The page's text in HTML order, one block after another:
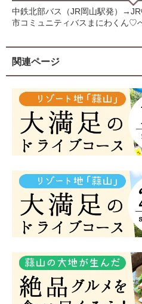
中鉄北部バス（JR岡山駅発）
市コミュニティバスまにわくん♡
関連ページ